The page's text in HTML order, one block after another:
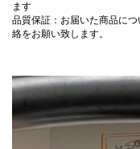
ます
品質保証：お届いた商品に
絡をお願い致します。